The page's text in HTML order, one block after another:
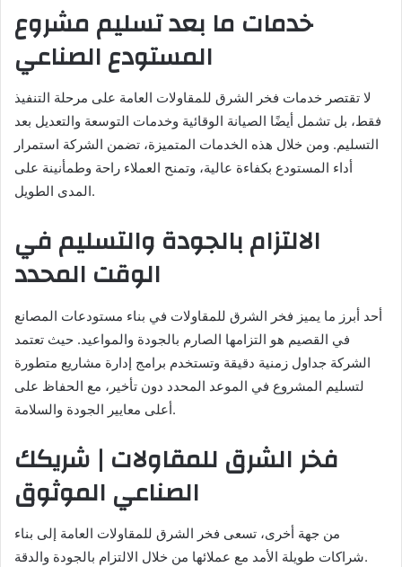
خدمات ما بعد تسليم مشروع
المستودع الصناعي
لا تقتصر خدمات فخر الشرق للمقاولات العامة على مرحلة التنفيذ
فقط، بل تشمل أيضًا الصيانة الوقائية وخدمات التوسعة والتعديل بعد
التسليم. ومن خلال هذه الخدمات المتميزة، تضمن الشركة استمرار
أداء المستودع بكفاءة عالية، وتمنح العملاء راحة وطمأنينة على
المدى الطويل.
الالتزام بالجودة والتسليم في
الوقت المحدد
أحد أبرز ما يميز فخر الشرق للمقاولات في بناء مستودعات المصانع
في القصيم هو التزامها الصارم بالجودة والمواعيد. حيث تعتمد
الشركة جداول زمنية دقيقة وتستخدم برامج إدارة مشاريع متطورة
لتسليم المشروع في الموعد المحدد دون تأخير، مع الحفاظ على
أعلى معايير الجودة والسلامة.
فخر الشرق للمقاولات | شريكك
الصناعي الموثوق
من جهة أخرى، تسعى فخر الشرق للمقاولات العامة إلى بناء
شراكات طويلة الأمد مع عملائها من خلال الالتزام بالجودة والدقة.